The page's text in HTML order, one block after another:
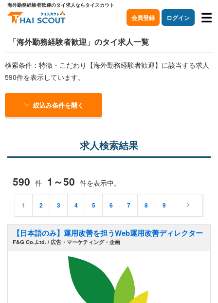
海外勤務経験者歓迎のタイ求人ならタイスカウト
会員登録 ログイン
「海外勤務経験者歓迎」のタイ求人一覧
検索条件：特徴・こだわり【海外勤務経験者歓迎】に該当する求人
590件を表示しています。
絞込み条件を開く
求人検索結果
590 件 1～50 件を表示中。
1 2 3 4 5 6 7 8 9
【日本語のみ】運用改善を担うWeb運用改善ディレクター
F&G Co.,Ltd. / 広告・マーケティング・企画